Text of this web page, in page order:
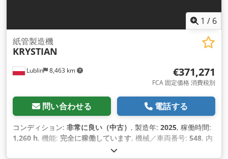
1 / 6
Lublin 8,463 km
紙管製造機
KRYSTIAN
€371,271
FCA 固定価格 消費税別
問い合わせる 電話する
コンディション: 非常に良い（中古） , 製造年: 2025, 稼働時間:
1,260 h, 機能: 完全に稼働しています, 機械／車両番号: 548, 内
, 切削長さ（最大）:4,000 mm